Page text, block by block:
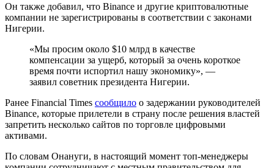
Он также добавил, что Binance и другие криптовалютные
компании не зарегистрированы в соответствии с законами
Нигерии.
«Мы просим около $10 млрд в качестве
компенсации за ущерб, который за очень короткое
время почти испортил нашу экономику», —
заявил советник президента Нигерии.
Ранее Financial Times сообщило о задержании руководителей
Binance, которые прилетели в страну после решения властей
запретить несколько сайтов по торговле цифровыми
активами.
По словам Онануги, в настоящий момент топ-менеджеры